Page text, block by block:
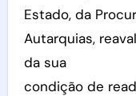
Estado, da
Autarquias,
da sua
condição de